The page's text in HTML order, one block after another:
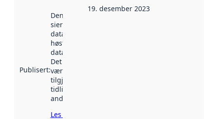
Publisert:
Denne datoen
sier når
datasettet ble
høstet av
data.norge.no.
Det kan ha
vært
tilgjengelig
tidligere
andre steder.
Les mer om
19. desember 2023